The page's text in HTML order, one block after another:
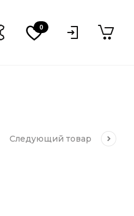
0
Следующий товар